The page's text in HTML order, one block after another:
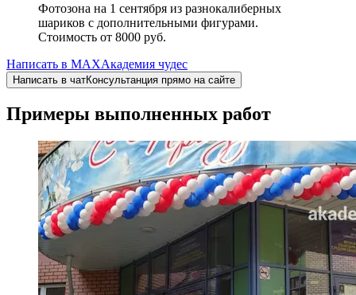
Фотозона на 1 сентября из разнокалиберных
шариков с дополнительными фигурами.
Стоимость от 8000 руб.
Написать в MAXАкадемия чудес
Написать в чатКонсультанция прямо на сайте
Примеры выполненных работ